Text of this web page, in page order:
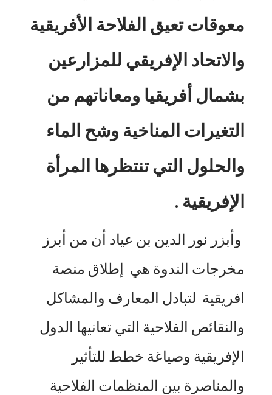
معوقات تعيق الفلاحة الأفريقية
والاتحاد الإفريقي للمزارعين
بشمال أفريقيا ومعاناتهم من
التغيرات المناخية وشح الماء
والحلول التي تنتظرها المرأة
الإفريقية .
وأبزر نور الدين بن عياد أن من أبرز
مخرجات الندوة هي إطلاق منصة
افريقية لتبادل المعارف والمشاكل
والنقائص الفلاحية التي تعانيها الدول
الإفريقية وصياغة خطط للتأثير
والمناصرة بين المنظمات الفلاحية